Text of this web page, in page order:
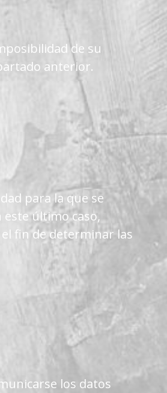
de su
anterior.
para la que se
último caso,
fin de determinar las
los datos